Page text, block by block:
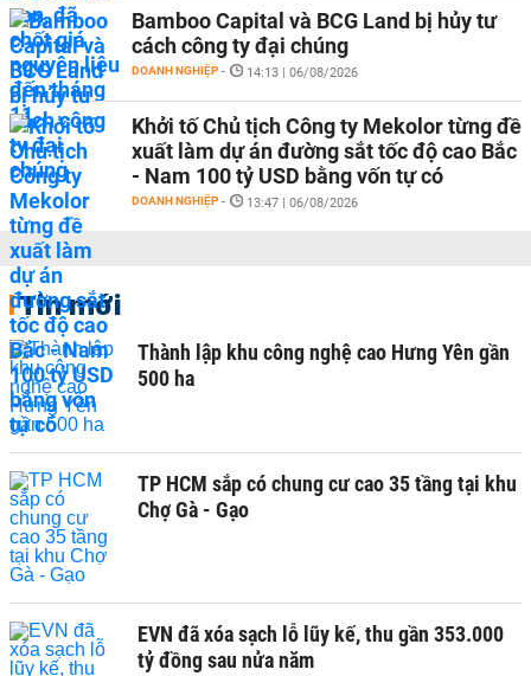
Bamboo Capital và BCG Land bị hủy tư
cách công ty đại chúng
DOANH NGHIỆP - 14:13 | 06/08/2026
Khởi tố Chủ tịch Công ty Mekolor từng đề
xuất làm dự án đường sắt tốc độ cao Bắc
- Nam 100 tỷ USD bằng vốn tự có
DOANH NGHIỆP - 13:47 | 06/08/2026
Tin mới
Thành lập khu công nghệ cao Hưng Yên gần
500 ha
TP HCM sắp có chung cư cao 35 tầng tại khu
Chợ Gà - Gạo
EVN đã xóa sạch lỗ lũy kế, thu gần 353.000
tỷ đồng sau nửa năm